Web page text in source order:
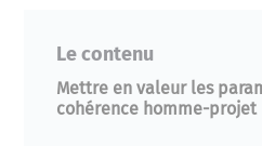
Le contenu
Mettre en valeur les
cohérence homme-projet